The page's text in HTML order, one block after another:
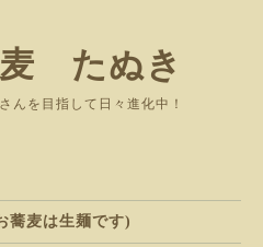
たぬき
んを目指して日々進化中！
蕎麦は生麺です)